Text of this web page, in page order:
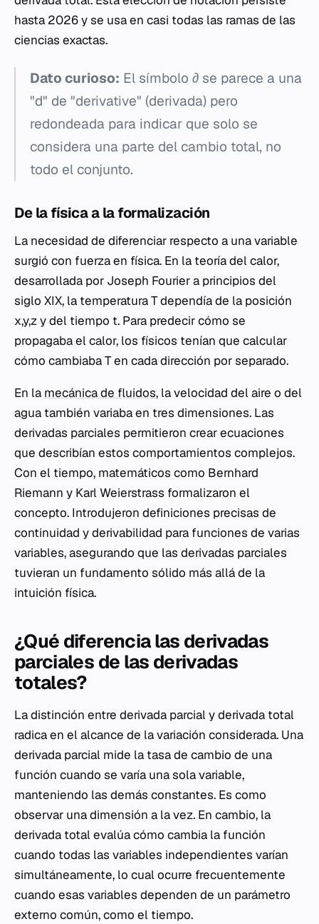
hasta 2026 y se usa en casi todas las ramas de las
ciencias exactas.
Dato curioso: El símbolo ∂ se parece a una
"d" de "derivative" (derivada) pero
redondeada para indicar que solo se
considera una parte del cambio total, no
todo el conjunto.
De la física a la formalización
La necesidad de diferenciar respecto a una variable
surgió con fuerza en física. En la teoría del calor,
desarrollada por Joseph Fourier a principios del
siglo XIX, la temperatura T dependía de la posición
x,y,z y del tiempo t. Para predecir cómo se
propagaba el calor, los físicos tenían que calcular
cómo cambiaba T en cada dirección por separado.
En la mecánica de fluidos, la velocidad del aire o del
agua también variaba en tres dimensiones. Las
derivadas parciales permitieron crear ecuaciones
que describían estos comportamientos complejos.
Con el tiempo, matemáticos como Bernhard
Riemann y Karl Weierstrass formalizaron el
concepto. Introdujeron definiciones precisas de
continuidad y derivabilidad para funciones de varias
variables, asegurando que las derivadas parciales
tuvieran un fundamento sólido más allá de la
intuición física.
¿Qué diferencia las derivadas
parciales de las derivadas
totales?
La distinción entre derivada parcial y derivada total
radica en el alcance de la variación considerada. Una
derivada parcial mide la tasa de cambio de una
función cuando se varía una sola variable,
manteniendo las demás constantes. Es como
observar una dimensión a la vez. En cambio, la
derivada total evalúa cómo cambia la función
cuando todas las variables independientes varían
simultáneamente, lo cual ocurre frecuentemente
cuando esas variables dependen de un parámetro
externo común, como el tiempo.